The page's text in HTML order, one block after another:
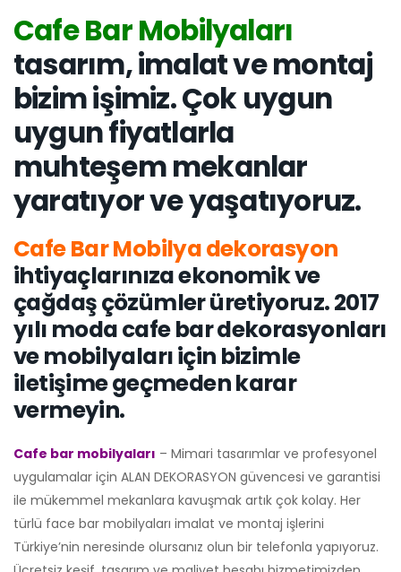
Cafe Bar Mobilyaları
tasarım, imalat ve montaj
bizim işimiz. Çok uygun
uygun fiyatlarla
muhteşem mekanlar
yaratıyor ve yaşatıyoruz.
Cafe Bar Mobilya dekorasyon
ihtiyaçlarınıza ekonomik ve
çağdaş çözümler üretiyoruz. 2017
yılı moda cafe bar dekorasyonları
ve mobilyaları için bizimle
iletişime geçmeden karar
vermeyin.
Cafe bar mobilyaları – Mimari tasarımlar ve profesyonel
uygulamalar için ALAN DEKORASYON güvencesi ve garantisi
ile mükemmel mekanlara kavuşmak artık çok kolay. Her
türlü face bar mobilyaları imalat ve montaj işlerini
Türkiye’nin neresinde olursanız olun bir telefonla yapıyoruz.